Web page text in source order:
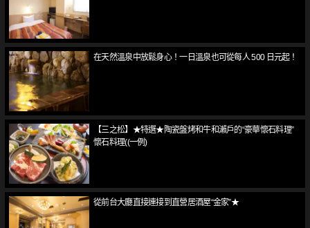
在天然溫泉中放鬆身心！一日溫泉也可從每人 500 日元起！
【三之松】★特選★陶瓷盤烤和牛和瀨戶的“豪華懷石料理”
懷石料理((一例)
從前台大廳直接連接到直營居酒屋“金家”★